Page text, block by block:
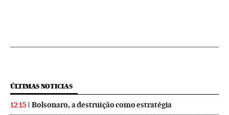
ÚLTIMAS NOTICIAS
12:15 Bolsonaro, a destruição como estratégia